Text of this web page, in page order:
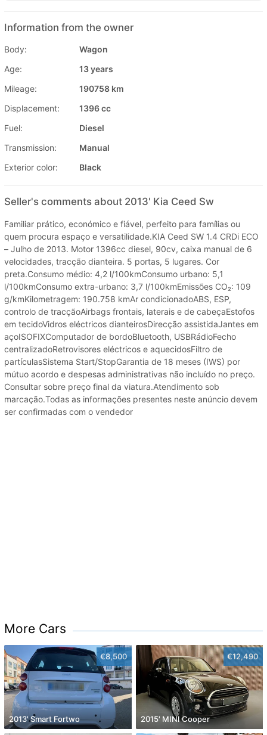
Information from the owner
Body:
Wagon
Age:
13 years
Mileage:
190758 km
Displacement:
1396 cc
Fuel:
Diesel
Transmission:
Manual
Exterior color:
Black
Seller's comments about 2013' Kia Ceed Sw
Familiar prático, económico e fiável, perfeito para famílias ou
quem procura espaço e versatilidade.KIA Ceed SW 1.4 CRDi ECO
– Julho de 2013. Motor 1396cc diesel, 90cv, caixa manual de 6
velocidades, tracção dianteira. 5 portas, 5 lugares. Cor
preta.Consumo médio: 4,2 l/100kmConsumo urbano: 5,1
l/100kmConsumo extra-urbano: 3,7 l/100kmEmissões CO₂: 109
g/kmKilometragem: 190.758 kmAr condicionadoABS, ESP,
controlo de tracçãoAirbags frontais, laterais e de cabeçaEstofos
em tecidoVidros eléctricos dianteirosDirecção assistidaJantes em
açoISOFIXComputador de bordoBluetooth, USBRádioFecho
centralizadoRetrovisores eléctricos e aquecidosFiltro de
partículasSistema Start/StopGarantia de 18 meses (IWS) por
mútuo acordo e despesas administrativas não incluído no preço.
Consultar sobre preço final da viatura.Atendimento sob
marcação.Todas as informações presentes neste anúncio devem
ser confirmadas com o vendedor
More Cars
€8,500
2013' Smart Fortwo
€12,490
2015' MINI Cooper